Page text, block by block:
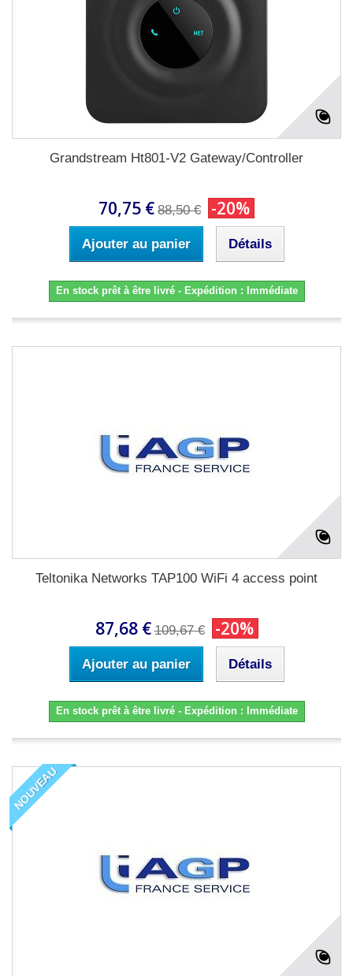
Grandstream Ht801-V2 Gateway/Controller
70,75 € 88,50 € -20%
Ajouter au panier Détails
En stock prêt à être livré - Expédition : Immédiate
Teltonika Networks TAP100 WiFi 4 access point
87,68 € 109,67 € -20%
Ajouter au panier Détails
En stock prêt à être livré - Expédition : Immédiate
NOUVEAU